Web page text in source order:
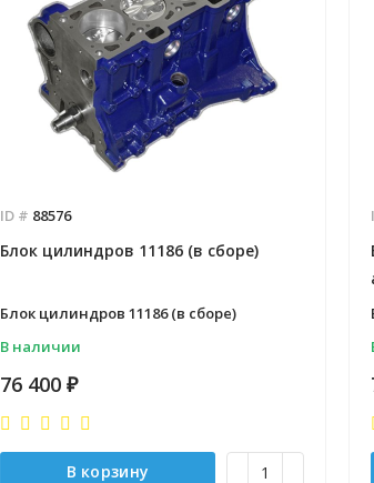
ID # 88576
Блок цилиндров 11186 (в сборе)
Блок цилиндров 11186 (в сборе)
В наличии
76 400 ₽
В корзину